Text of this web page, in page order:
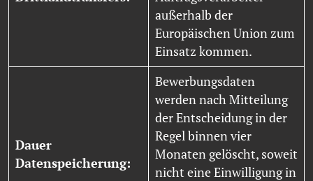
außerhalb der
Europäischen Union zum
Einsatz kommen.
Dauer
Datenspeicherung:
Bewerbungsdaten
werden nach Mitteilung
der Entscheidung in der
Regel binnen vier
Monaten gelöscht, soweit
nicht eine Einwilligung in